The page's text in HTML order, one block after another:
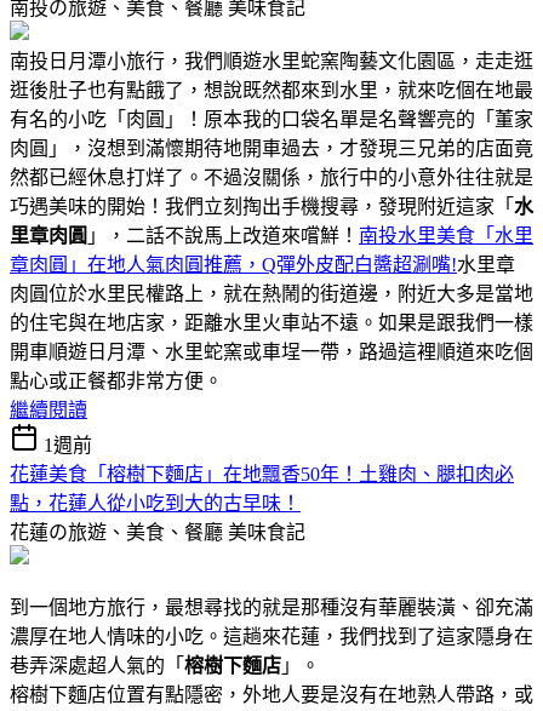
南投の旅遊、美食、餐廳 美味食記
南投日月潭小旅行，我們順遊水里蛇窯陶藝文化園區，走走逛
逛後肚子也有點餓了，想說既然都來到水里，就來吃個在地最
有名的小吃「肉圓」！原本我的口袋名單是名聲響亮的「董家
肉圓」，沒想到滿懷期待地開車過去，才發現三兄弟的店面竟
然都已經休息打烊了。不過沒關係，旅行中的小意外往往就是
巧遇美味的開始！我們立刻掏出手機搜尋，發現附近這家「 水
里章肉圓 」，二話不說馬上改道來嚐鮮！ 南投水里美食「水里
章肉圓」在地人氣肉圓推薦，Q彈外皮配白醬超涮嘴!水里章
肉圓位於水里民權路上，就在熱鬧的街道邊，附近大多是當地
的住宅與在地店家，距離水里火車站不遠。如果是跟我們一樣
開車順遊日月潭、水里蛇窯或車埕一帶，路過這裡順道來吃個
點心或正餐都非常方便。
繼續閱讀
1週前
花蓮美食「榕樹下麵店」在地飄香50年！土雞肉、腿扣肉必
點，花蓮人從小吃到大的古早味！
花蓮の旅遊、美食、餐廳 美味食記
到一個地方旅行，最想尋找的就是那種沒有華麗裝潢、卻充滿
濃厚在地人情味的小吃。這趟來花蓮，我們找到了這家隱身在
巷弄深處超人氣的「 榕樹下麵店 」。
榕樹下麵店位置有點隱密，外地人要是沒有在地熟人帶路，或